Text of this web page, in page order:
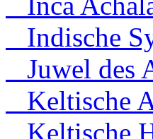
Indische
Juwel des
Keltische
Keltische